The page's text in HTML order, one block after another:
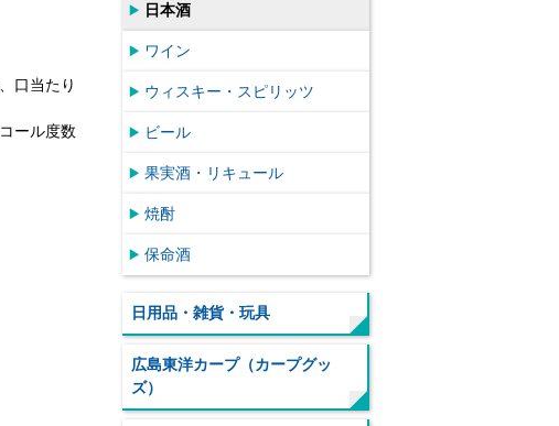
口当たり
ール度数
日本酒
ワイン
ウィスキー・スピリッツ
ビール
果実酒・リキュール
焼酎
保命酒
日用品・雑貨・玩具
広島東洋カープ（カープグッ
ズ）